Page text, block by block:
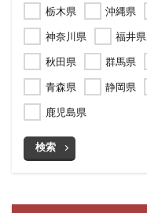
栃木県 沖縄県
神奈川県
福井県
秋田県
群馬県
青森県
静岡県
鹿児島県
検索